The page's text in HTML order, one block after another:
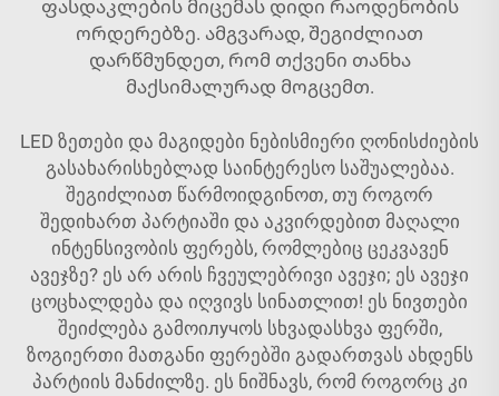
ფასდაკლების მიცემას დიდი რაოდენობის
ორდერებზე. ამგვარად, შეგიძლიათ
დარწმუნდეთ, რომ თქვენი თანხა
მაქსიმალურად მოგცემთ.
LED ზეთები და მაგიდები ნებისმიერი ღონისძიების
გასახარისხებლად საინტერესო საშუალებაა.
შეგიძლიათ წარმოიდგინოთ, თუ როგორ
შედიხართ პარტიაში და აკვირდებით მაღალი
ინტენსივობის ფერებს, რომლებიც ცეკვავენ
ავეჯზე? ეს არ არის ჩვეულებრივი ავეჯი; ეს ავეჯი
ცოცხალდება და იღვივს სინათლით! ეს ნივთები
შეიძლება გამოიлучოს სხვადასხვა ფერში,
ზოგიერთი მათგანი ფერებში გადართვას ახდენს
პარტიის მანძილზე. ეს ნიშნავს, რომ როგორც კი